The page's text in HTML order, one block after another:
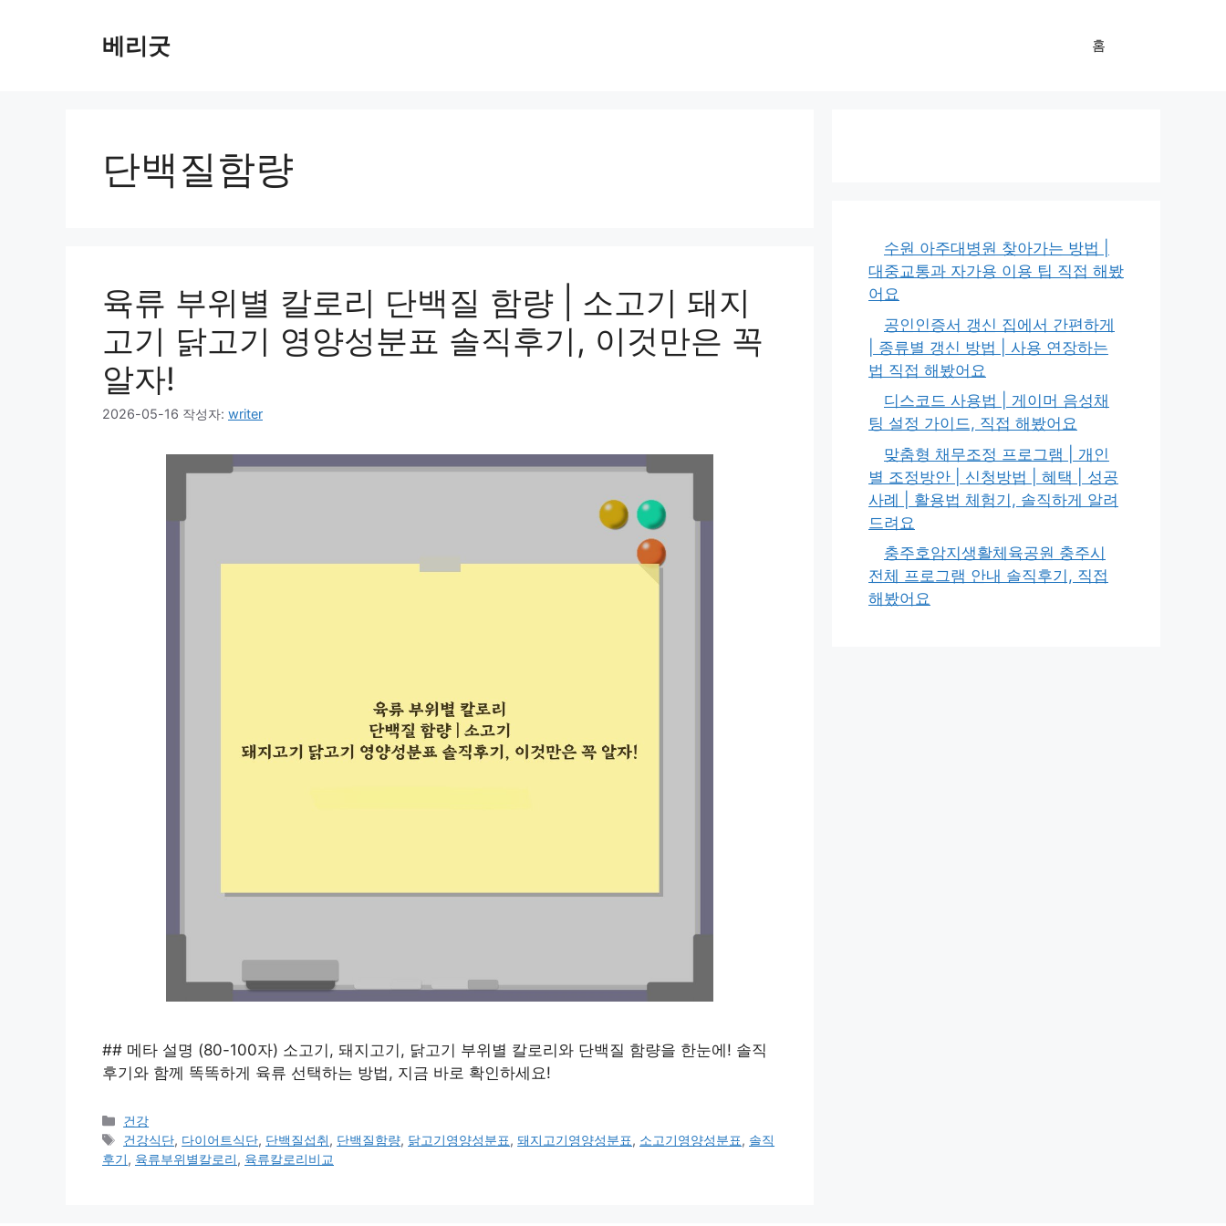
베리굿 홈
단백질함량
육류 부위별 칼로리 단백질 함량 | 소고기 돼지
고기 닭고기 영양성분표 솔직후기, 이것만은 꼭
알자!
2026-05-16 작성자: writer
## 메타 설명 (80-100자) 소고기, 돼지고기, 닭고기 부위별 칼로리와 단백질 함량을 한눈에! 솔직
후기와 함께 똑똑하게 육류 선택하는 방법, 지금 바로 확인하세요!
카
테
고
건강
태
그
건강식단, 다이어트식단, 단백질섭취, 단백질함량, 닭고기영양성분표,돼지고기영양성분표, 소고기영양성분표, 솔직
후기, 육류부위별칼로리, 육류칼로리비교
수원 아주대병원 찾아가는 방법 |
대중교통과 자가용 이용 팁 직접 해봤
어요
공인인증서 갱신 집에서 간편하게
| 종류별 갱신 방법 | 사용 연장하는
법 직접 해봤어요
디스코드 사용법 | 게이머 음성채
팅 설정 가이드, 직접 해봤어요
맞춤형 채무조정 프로그램 | 개인
별 조정방안 | 신청방법 | 혜택 | 성공
사례 | 활용법 체험기, 솔직하게 알려
드려요
충주호암지생활체육공원 충주시
전체 프로그램 안내 솔직후기, 직접
해봤어요